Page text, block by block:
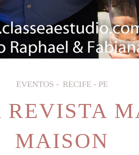
EVENTOS RECIFE - PE
MAISON